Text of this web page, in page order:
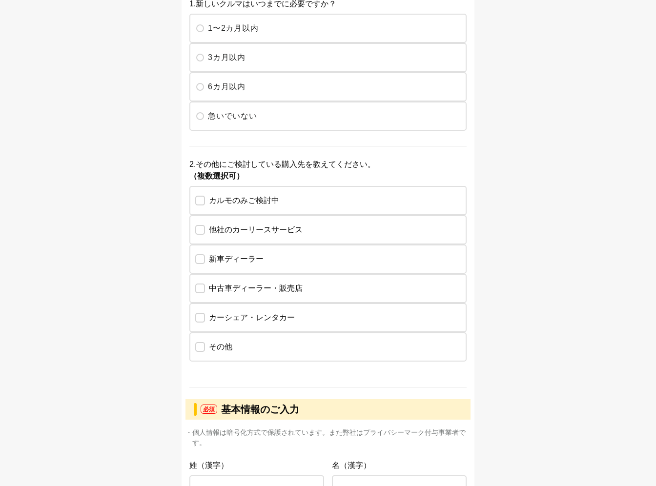
1.新しいクルマはいつまでに必要ですか？
1〜2カ月以内
3カ月以内
6カ月以内
急いでいない
2.その他にご検討している購入先を教えてください。
（複数選択可）
カルモのみご検討中
他社のカーリースサービス
新車ディーラー
中古車ディーラー・販売店
カーシェア・レンタカー
その他
必須 基本情報のご入力
・個人情報は暗号化方式で保護されています。また弊社はプライバシーマーク付与事業者で
す。
姓（漢字） 名（漢字）